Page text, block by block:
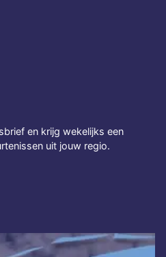
en krijg wekelijks een
uit jouw regio.